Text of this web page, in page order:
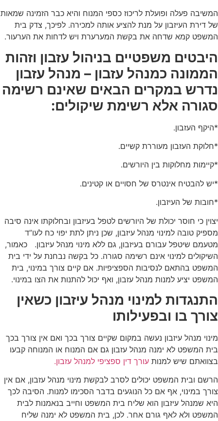
המשיבה פעלה ופועלת לריכוז כספי המנוח והיא כבר הזמינה שמאות
של דירת העיזבון על מנת להציע אותה למכירה. לפיכך, צדק בית
המשפט קמא שדחה את בקשת המערערת ויש לדחות את הערעור.
היבטים משפטיים בניהול עזבון וזהות
הממונה כמנהל עזבון – מנהל עזבון
נדרש במקרים הבאים שאינם רשימה
סגורה אלא רשימת שיקולים:
*היקף העזבון.
*חלוקת העזבון מעוררת קשיים.
*קיימות מחלוקות בין היורשים.
*יש להבטיח אינטרס של חסויים או קטינים.
*חובות של העיזבון.
יצוין כי חוסר יכולת של היורשים לטפל בעיזבון ובחלוקתו אינה סיבה
מספיק טובה למינוי מנהל עיזבון, שכן ניתן לתת יפוי כח לעו”ד
מטעמם שיטפל עבורם בעיזבון, גם ללא מינוי מנהל עיזבון. כאמור,
השיקולים למינוי אינם רשימה סגורה. כל בקשה נבחנת על ידי בית
המשפט בהתאם לנסיבות הספציפיות. אם קיים צורך במינוי, בית
המשפט יציע למנות מנהל עזבון, ואף יכול להתנות את הצו במינוי.
התנגדות למינוי מנהל עיזבון כשאין
צורך בו ובפעילותו
מינוי מנהל עיזבון נעשה במקום שקיים צורך בכך ואם אין צורך בכך
בית המשפט לא ימנה מנהל עזבון גם אם המנוח או המנוחה קבעו
בצוואתם שיש למנות עורך דין ספציפי למנהל עזבון.
הרשם ובית המשפט יכולים לסרב לבקשת מינוי מנהל עזבון, אם אין
צורך במינוי, אף אם כל הנוגעים בדבר הסכימו למנות. הסיבה לכך
היא שמנהל עיזבון הוא שליח בית המשפט וחייב בנאמנות לבית
המשפט ולא לאף גורם אחר. לכן, בית המשפט לא ימנה שליח